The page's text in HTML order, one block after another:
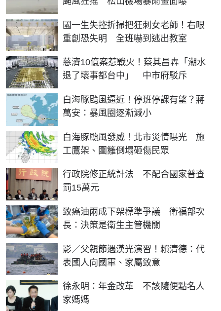
國一生失控折掃把狂刺女老師！右眼
重創恐失明 全班嚇到逃出教室
慈濟10億案惹戰火！蔡其昌轟「潮水
退了壞事都台中」 中市府駁斥
白海豚颱風逼近！停班停課有望？蔣
萬安：暴風圈逐漸減小
白海豚颱風發威！北市災情曝光 施
工鷹架、圍籬倒塌砸傷民眾
行政院修正統計法 不配合國家普查
罰15萬元
致癌油兩成下架標準爭議 衛福部次
長：決策是衛生主管機關
影／父親節遇漢光演習！賴清德：代
表國人向國軍、家屬致意
徐永明：年金改革 不該隨便點名人
家媽媽